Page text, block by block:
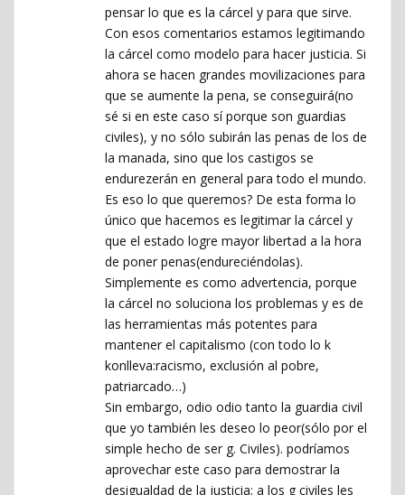
pensar lo que es la cárcel y para que sirve.
Con esos comentarios estamos legitimando
la cárcel como modelo para hacer justicia. Si
ahora se hacen grandes movilizaciones para
que se aumente la pena, se conseguirá(no
sé si en este caso sí porque son guardias
civiles), y no sólo subirán las penas de los de
la manada, sino que los castigos se
endurezerán en general para todo el mundo.
Es eso lo que queremos? De esta forma lo
único que hacemos es legitimar la cárcel y
que el estado logre mayor libertad a la hora
de poner penas(endureciéndolas).
Simplemente es como advertencia, porque
la cárcel no soluciona los problemas y es de
las herramientas más potentes para
mantener el capitalismo (con todo lo k
konlleva:racismo, exclusión al pobre,
patriarcado…)
Sin embargo, odio odio tanto la guardia civil
que yo también les deseo lo peor(sólo por el
simple hecho de ser g. Civiles). podríamos
aprovechar este caso para demostrar la
desigualdad de la justicia; a los g civiles les